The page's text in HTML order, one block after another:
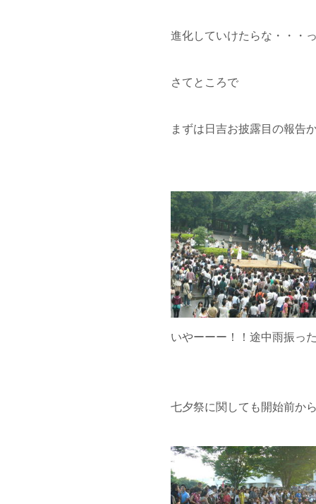
進化していけたらな・・・
さてところで
まずは日吉お披露目の報告
いやーーー！！途中雨振っ
七夕祭に関しても開始前か